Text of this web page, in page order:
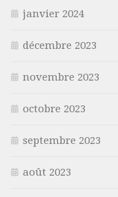
janvier 2024
décembre 2023
novembre 2023
octobre 2023
septembre 2023
août 2023